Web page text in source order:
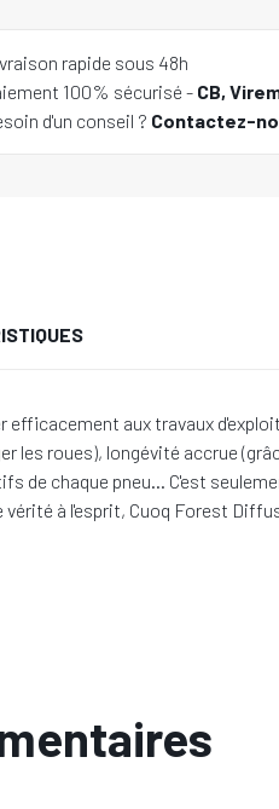
rapide sous 48h
100% sécurisé - CB,
d'un conseil ? Contactez-
efficacement aux travaux
roues), longévité accrue
de chaque pneu… C'est
à l'esprit, Cuoq Forest